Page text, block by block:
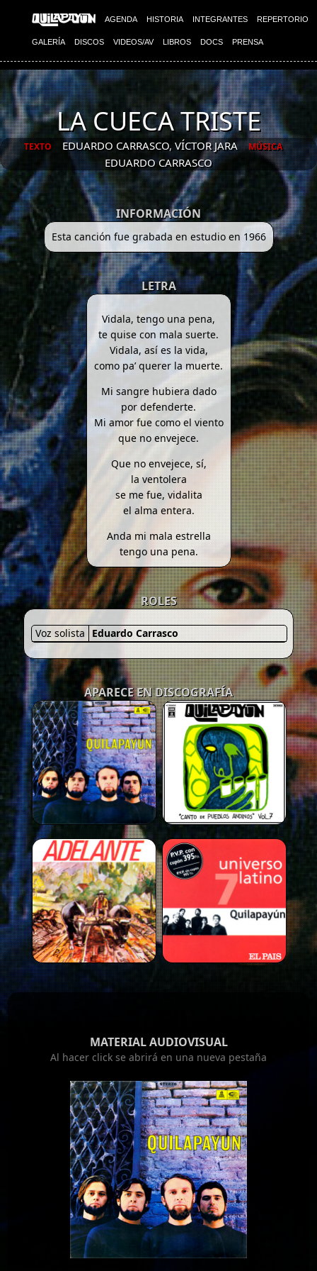
AGENDA HISTORIA INTEGRANTES REPERTORIO
GALERÍA DISCOS VIDEOS/AV LIBROS DOCS PRENSA
LA CUECA TRISTE
TEXTO EDUARDO CARRASCO,VÍCTOR JARA MÚSICA
EDUARDO CARRASCO
INFORMACIÓN
Esta canción fue grabada en estudio en 1966
LETRA
Vidala, tengo una pena,
te quise con mala suerte.
Vidala, así es la vida,
como pa’ querer la muerte.
Mi sangre hubiera dado
por defenderte.
Mi amor fue como el viento
que no envejece.
Que no envejece, sí,
la ventolera
se me fue, vidalita
el alma entera.
Anda mi mala estrella
tengo una pena.
ROLES
Voz solista Eduardo Carrasco
APARECE EN DISCOGRAFÍA
MATERIAL AUDIOVISUAL
Al hacer click se abrirá en una nueva pestaña